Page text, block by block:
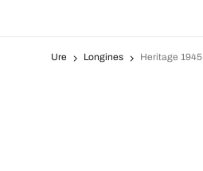
Ure Longines Heritage 1945